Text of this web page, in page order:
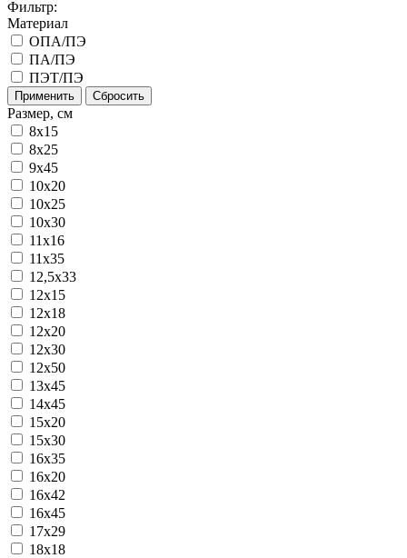
Фильтр:
Материал
ОПА/ПЭ
ПА/ПЭ
ПЭТ/ПЭ
Применить Сбросить
Размер, см
8x15
8х25
9х45
10x20
10x25
10x30
11x16
11х35
12,5х33
12x15
12x18
12x20
12x30
12х50
13x45
14х45
15x20
15x30
16x35
16х20
16х42
16х45
17х29
18х18